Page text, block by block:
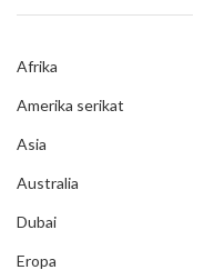
Afrika
Amerika serikat
Asia
Australia
Dubai
Eropa